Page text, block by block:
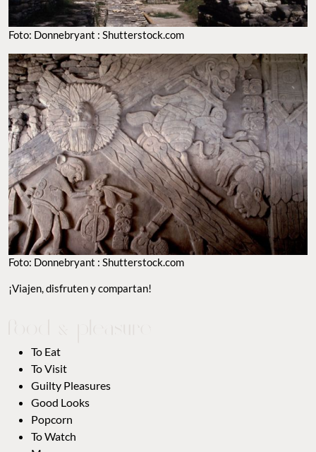
Foto: Donnebryant : Shutterstock.com
Foto: Donnebryant : Shutterstock.com
¡Viajen, disfruten y compartan!
To Eat
To Visit
Guilty Pleasures
Good Looks
Popcorn
To Watch